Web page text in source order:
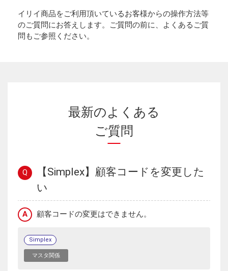
イリイ商品をご利用頂いているお客様からの操作方法等
のご質問にお答えします。ご質問の前に、よくあるご質
問もご参照ください。
最新のよくある
ご質問
Q
【Simplex】顧客コードを変更した
い
A 顧客コードの変更はできません。
Simplex
マスタ関係